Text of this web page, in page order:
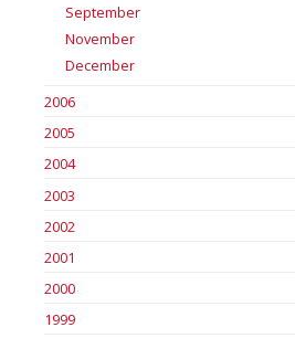
September
November
December
2006
2005
2004
2003
2002
2001
2000
1999